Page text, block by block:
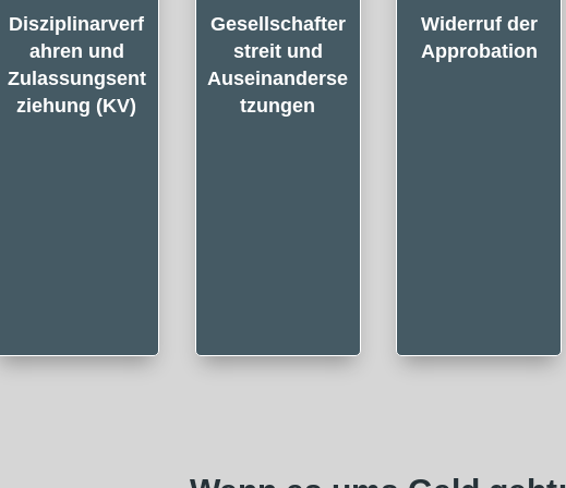
Disziplinarverf
ahren und
Zulassungsent
ziehung (KV)
Gesellschafter
streit und
Auseinanderse
tzungen
Widerruf der
Approbation